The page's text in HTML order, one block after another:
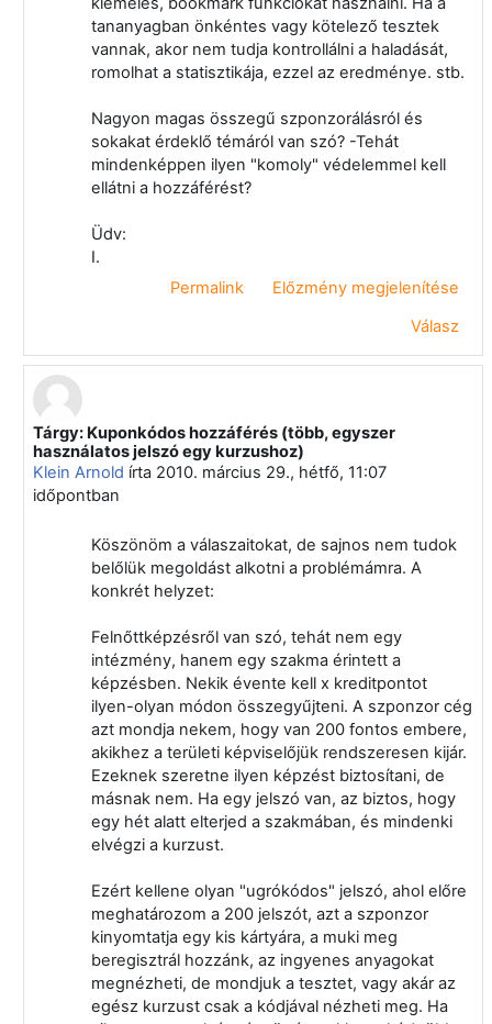
tananyagban önkéntes vagy kötelező tesztek
vannak, akor nem tudja kontrollálni a haladását,
romolhat a statisztikája, ezzel az eredménye. stb.
Nagyon magas összegű szponzorálásról és
sokakat érdeklő témáról van szó? -Tehát
mindenképpen ilyen "komoly" védelemmel kell
ellátni a hozzáférést?
Üdv:
I.
Permalink
Előzmény megjelenítése
Válasz
Válasz erre: Klein Arnold
Tárgy: Kuponkódos hozzáférés (több, egyszer
használatos jelszó egy kurzushoz)
Klein Arnold írta 2010. március 29., hétfő, 11:07
időpontban
Köszönöm a válaszaitokat, de sajnos nem tudok
belőlük megoldást alkotni a problémámra. A
konkrét helyzet:
Felnőttképzésről van szó, tehát nem egy
intézmény, hanem egy szakma érintett a
képzésben. Nekik évente kell x kreditpontot
ilyen-olyan módon összegyűjteni. A szponzor cég
azt mondja nekem, hogy van 200 fontos embere,
akikhez a területi képviselőjük rendszeresen kijár.
Ezeknek szeretne ilyen képzést biztosítani, de
másnak nem. Ha egy jelszó van, az biztos, hogy
egy hét alatt elterjed a szakmában, és mindenki
elvégzi a kurzust.
Ezért kellene olyan "ugrókódos" jelszó, ahol előre
meghatározom a 200 jelszót, azt a szponzor
kinyomtatja egy kis kártyára, a muki meg
beregisztrál hozzánk, az ingyenes anyagokat
megnézheti, de mondjuk a tesztet, vagy akár az
egész kurzust csak a kódjával nézheti meg. Ha